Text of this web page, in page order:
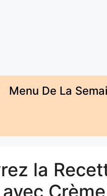
Menu De La
la